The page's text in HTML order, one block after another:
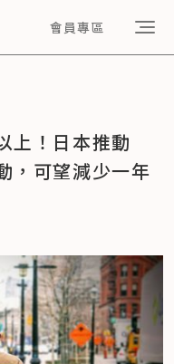
會員專區
上！日本推動
，可望減少一年